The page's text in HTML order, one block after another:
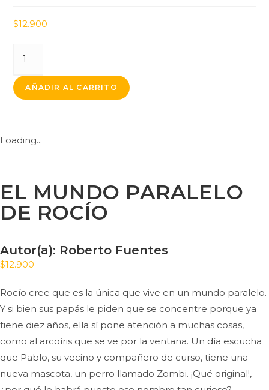
$12.900
AÑADIR AL CARRITO
Loading...
EL MUNDO PARALELO
DE ROCÍO
Autor(a): Roberto Fuentes
$12.900
Rocío cree que es la única que vive en un mundo paralelo.
Y si bien sus papás le piden que se concentre porque ya
tiene diez años, ella sí pone atención a muchas cosas,
como al arcoíris que se ve por la ventana. Un día escucha
que Pablo, su vecino y compañero de curso, tiene una
nueva mascota, un perro llamado Zombi. ¡Qué original!,